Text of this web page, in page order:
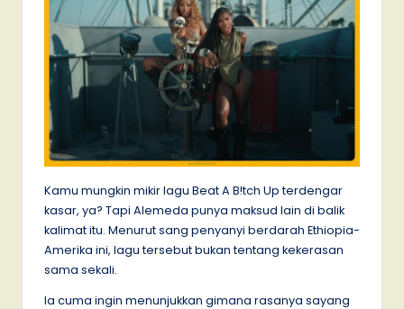
Kamu mungkin mikir lagu Beat A B!tch Up terdengar
kasar, ya? Tapi Alemeda punya maksud lain di balik
kalimat itu. Menurut sang penyanyi berdarah Ethiopia-
Amerika ini, lagu tersebut bukan tentang kekerasan
sama sekali.
Ia cuma ingin menunjukkan gimana rasanya sayang